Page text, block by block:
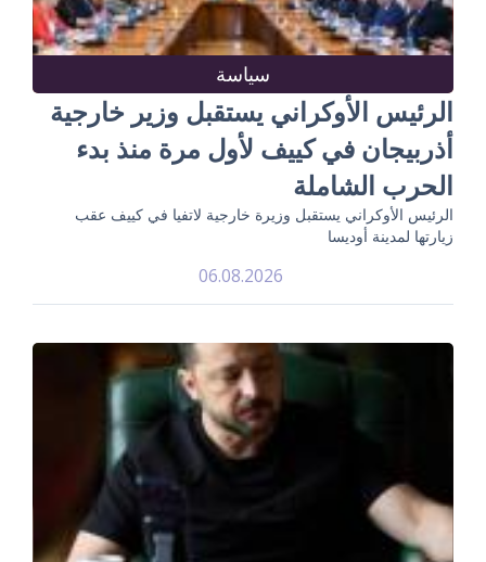
سياسة
الرئيس الأوكراني يستقبل وزير خارجية
أذربيجان في كييف لأول مرة منذ بدء
الحرب الشاملة
الرئيس الأوكراني يستقبل وزيرة خارجية لاتفيا في كييف عقب
زيارتها لمدينة أوديسا
06.08.2026